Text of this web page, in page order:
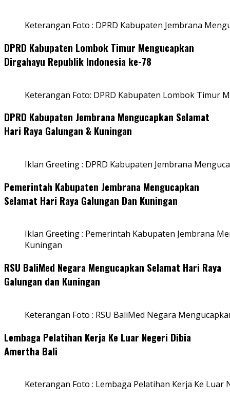
Keterangan Foto : DPRD Kabupaten Jembrana
DPRD Kabupaten Lombok Timur Mengucapkan
Dirgahayu Republik Indonesia ke-78
Keterangan Foto: DPRD Kabupaten Lombok Timur
DPRD Kabupaten Jembrana Mengucapkan Selamat
Hari Raya Galungan & Kuningan
Iklan Greeting : DPRD Kabupaten Jembrana
Pemerintah Kabupaten Jembrana Mengucapkan
Selamat Hari Raya Galungan Dan Kuningan
Iklan Greeting : Pemerintah Kabupaten Jembrana
Kuningan
RSU BaliMed Negara Mengucapkan Selamat Hari Raya
Galungan dan Kuningan
Keterangan Foto : RSU BaliMed Negara
Lembaga Pelatihan Kerja Ke Luar Negeri Dibia
Amertha Bali
Keterangan Foto : Lembaga Pelatihan Kerja Ke Luar